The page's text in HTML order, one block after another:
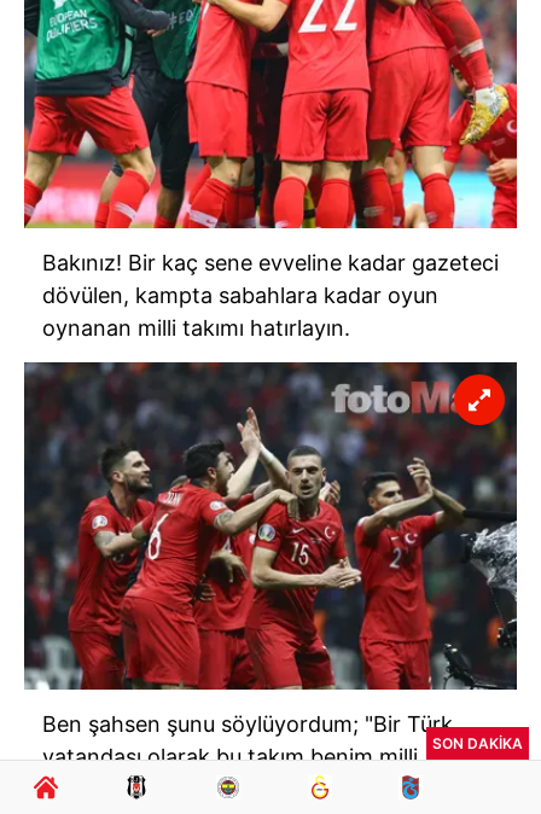
Bakınız! Bir kaç sene evveline kadar gazeteci
dövülen, kampta sabahlara kadar oyun
oynanan milli takımı hatırlayın.
Ben şahsen şunu söylüyordum; "Bir Türk
vatandaşı olarak bu takım benim milli
takımım değil" diyordum.
SON DAKİKA